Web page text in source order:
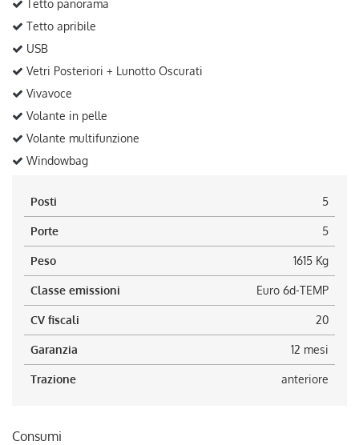
Tetto panorama
Tetto apribile
USB
Vetri Posteriori + Lunotto Oscurati
Vivavoce
Volante in pelle
Volante multifunzione
Windowbag
Posti 5
Porte 5
Peso 1615 Kg
Classe emissioni Euro 6d-TEMP
CV fiscali 20
Garanzia 12 mesi
Trazione anteriore
Consumi